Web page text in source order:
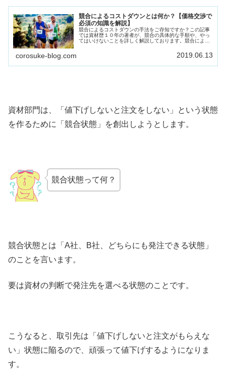
競合によるコストダウンとは何か？【価格交渉で
必須の知識を解説】
競合によるコストダウンの手法をご存知ですか？この記事
では資材歴１０年の著者が、競合の具体的な手順や、やっ
てはいけないことを詳しく解説しております。競合による
corosuke-blog.com 2019.06.13
資材部門は、「値下げしないと注文をしない」という状態
を作るために「競合状態」を創出しようとします。
競合状態って何？
競合状態とは「A社、B社、どちらにも発注できる状態」
のことを言います。
要は資材の判断で発注先を選べる状態のことです。
こうなると、取引先は「値下げしないと注文がもらえな
い」状態に陥るので、頑張って値下げするようになりま
す。